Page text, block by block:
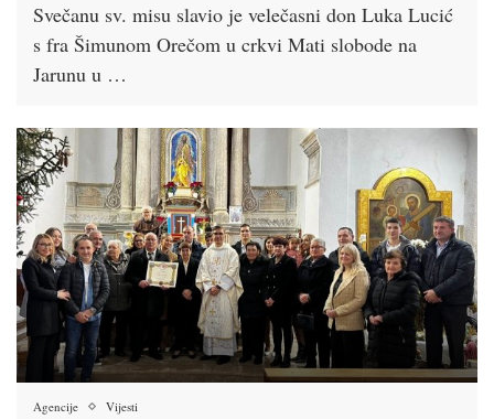
Svečanu sv. misu slavio je velečasni don Luka Lucić
s fra Šimunom Orečom u crkvi Mati slobode na
Jarunu u …
Agencije Vijesti